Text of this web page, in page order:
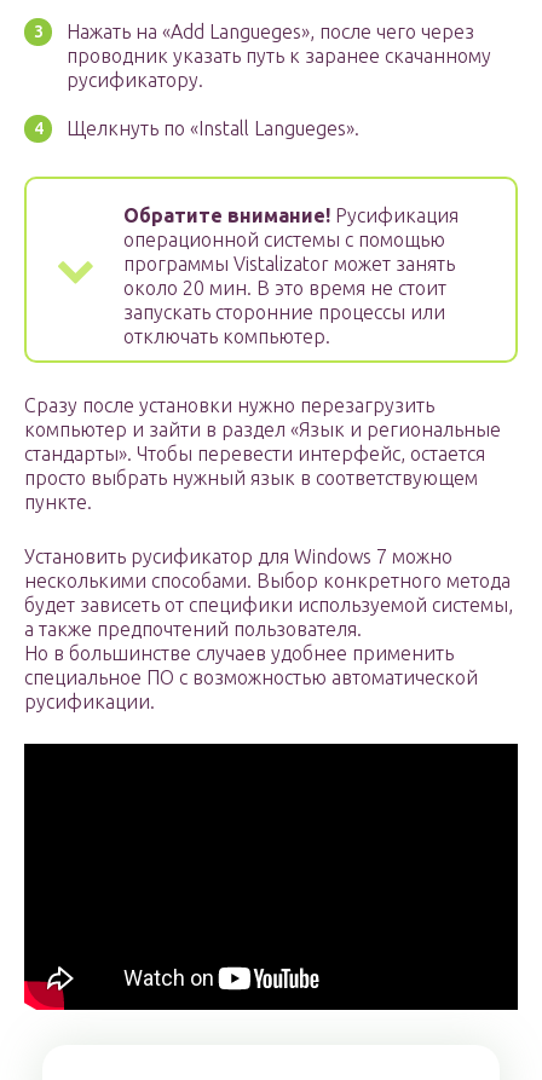
Нажать на «Add Langueges», после чего через
проводник указать путь к заранее скачанному
русификатору.
Щелкнуть по «Install Langueges».
Обратите внимание! Русификация
операционной системы с помощью
программы Vistalizator может занять
около 20 мин. В это время не стоит
запускать сторонние процессы или
отключать компьютер.
Сразу после установки нужно перезагрузить
компьютер и зайти в раздел «Язык и региональные
стандарты». Чтобы перевести интерфейс, остается
просто выбрать нужный язык в соответствующем
пункте.
Установить русификатор для Windows 7 можно
несколькими способами. Выбор конкретного метода
будет зависеть от специфики используемой системы,
а также предпочтений пользователя.
Но в большинстве случаев удобнее применить
специальное ПО с возможностью автоматической
русификации.